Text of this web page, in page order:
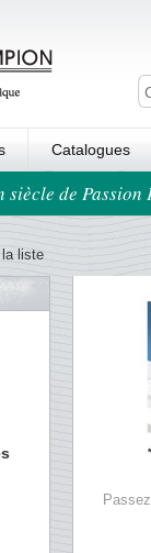
Catalogues
siècle de
la liste